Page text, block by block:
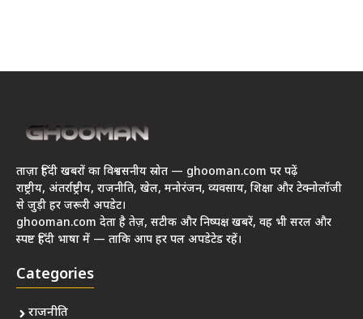
ताज़ा हिंदी खबरों का विश्वसनीय स्रोत — ghooman.com पर पढ़ें
राष्ट्रीय, अंतर्राष्ट्रीय, राजनीति, खेल, मनोरंजन, व्यवसाय, शिक्षा और टेक्नोलॉजी
से जुड़ी हर जरूरी अपडेट।
ghooman.com देता है तेज़, सटीक और निष्पक्ष खबरें, वह भी सरल और
स्पष्ट हिंदी भाषा में — ताकि आप हर पल अपडेटेड रहें।
Categories
राजनीति